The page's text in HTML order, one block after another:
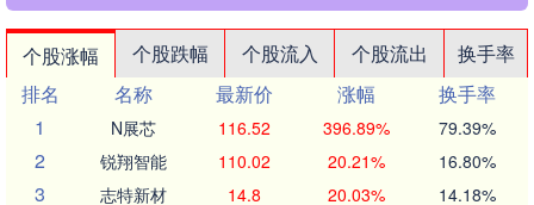
个股涨幅 个股跌幅 个股流入 个股流出
换手率
排名
名称 最新价 涨幅
换手率
1
N展芯 116.52 396.89% 79.39%
2 锐翔智能 110.02 20.21% 16.80%
3 志特新材 14.8 20.03% 14.18%